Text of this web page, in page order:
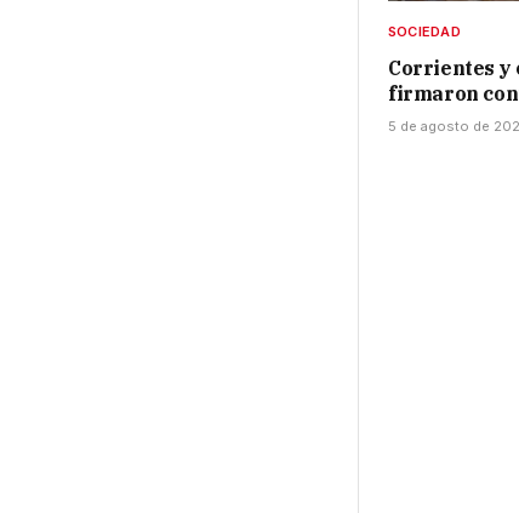
SOCIEDAD
Corrientes y
firmaron
5 de agosto de